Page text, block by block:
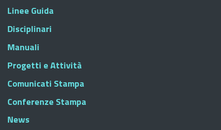
Linee Guida
Disciplinari
Manuali
Progetti e Attività
Comunicati Stampa
Conferenze Stampa
News